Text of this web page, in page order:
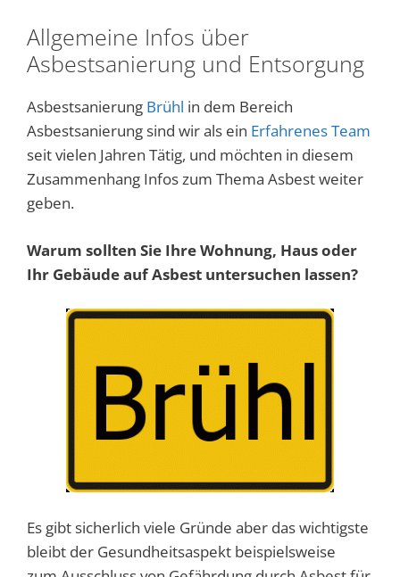
Allgemeine Infos über
Asbestsanierung und Entsorgung
Asbestsanierung Brühl in dem Bereich
Asbestsanierung sind wir als ein Erfahrenes Team
seit vielen Jahren Tätig, und möchten in diesem
Zusammenhang Infos zum Thema Asbest weiter
geben.
Warum sollten Sie Ihre Wohnung, Haus oder
Ihr Gebäude auf Asbest untersuchen lassen?
Es gibt sicherlich viele Gründe aber das wichtigste
bleibt der Gesundheitsaspekt beispielsweise